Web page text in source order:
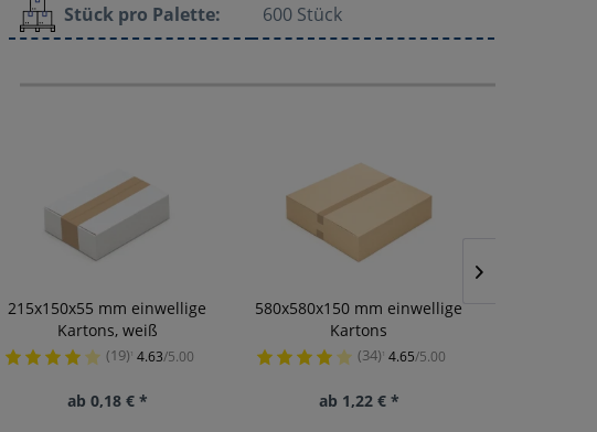
Stück pro Palette:
600 Stück
215x150x55 mm einwellige
Kartons, weiß
(19)¹ 4.63/5.00
ab 0,18 € *
580x580x150 mm einwellige
Kartons
(34)¹ 4.65/5.00
ab 1,22 € *